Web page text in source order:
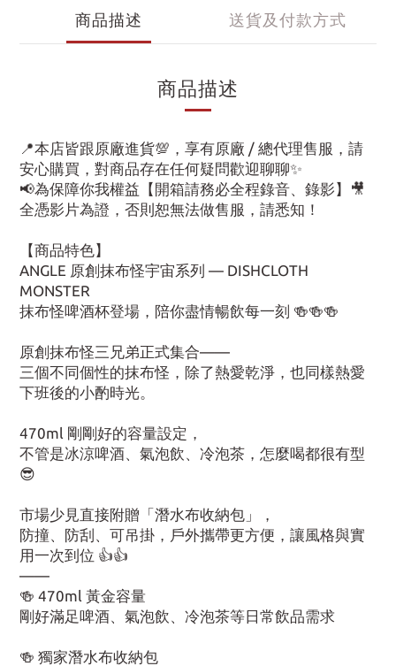
商品描述 送貨及付款方式
商品描述
📍本店皆跟原廠進貨💯，享有原廠 / 總代理售服，請
安心購買，對商品存在任何疑問歡迎聊聊✨
📢為保障你我權益【開箱請務必全程錄音、錄影】🎥
全憑影片為證，否則恕無法做售服，請悉知！
【商品特色】
ANGLE 原創抹布怪宇宙系列 — DISHCLOTH
MONSTER
抹布怪啤酒杯登場，陪你盡情暢飲每一刻 🍻🍻🍻
原創抹布怪三兄弟正式集合——
三個不同個性的抹布怪，除了熱愛乾淨，也同樣熱愛
下班後的小酌時光。
470ml 剛剛好的容量設定，
不管是冰涼啤酒、氣泡飲、冷泡茶，怎麼喝都很有型
😎
市場少見直接附贈「潛水布收納包」，
防撞、防刮、可吊掛，戶外攜帶更方便，讓風格與實
用一次到位 👍👍
——
🍻 470ml 黃金容量
剛好滿足啤酒、氣泡飲、冷泡茶等日常飲品需求
🍻 獨家潛水布收納包